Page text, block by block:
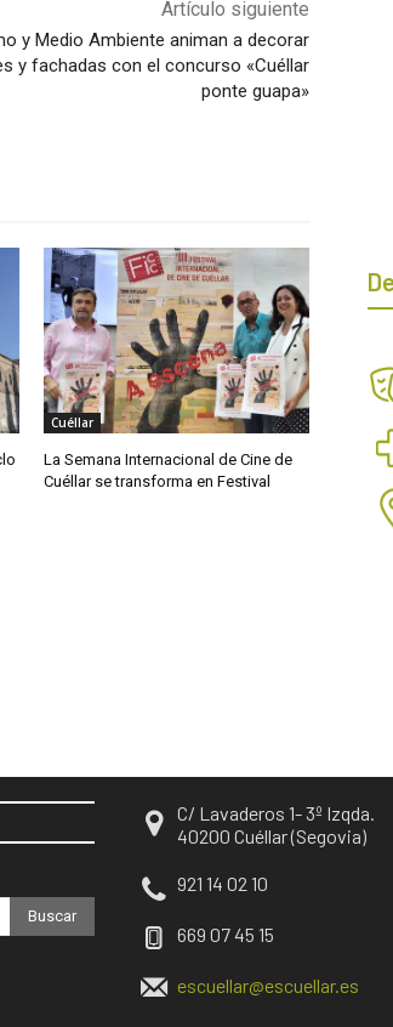
Artículo siguiente
y Medio Ambiente animan a decorar
y fachadas con el concurso «Cuéllar
ponte guapa»
Cuéllar
La Semana Internacional de Cine de
Cuéllar se transforma en Festival
Buscar
C/ Lavaderos 1- 3º Izqda.
40200 Cuéllar (Segovia)
921 14 02 10
669 07 45 15
escuellar@escuellar.es